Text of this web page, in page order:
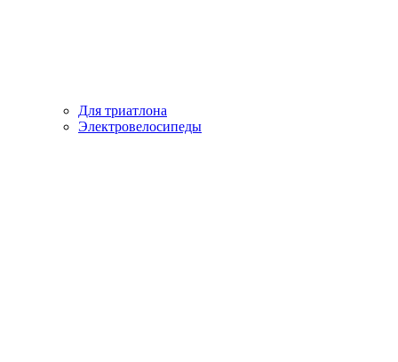
Для триатлона
Электровелосипеды